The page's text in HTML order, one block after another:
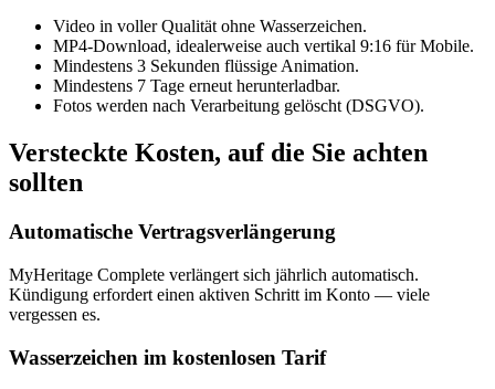
Video in voller Qualität ohne Wasserzeichen.
MP4-Download, idealerweise auch vertikal 9:16 für Mobile.
Mindestens 3 Sekunden flüssige Animation.
Mindestens 7 Tage erneut herunterladbar.
Fotos werden nach Verarbeitung gelöscht (DSGVO).
Versteckte Kosten, auf die Sie achten
sollten
Automatische Vertragsverlängerung
MyHeritage Complete verlängert sich jährlich automatisch.
Kündigung erfordert einen aktiven Schritt im Konto — viele
vergessen es.
Wasserzeichen im kostenlosen Tarif